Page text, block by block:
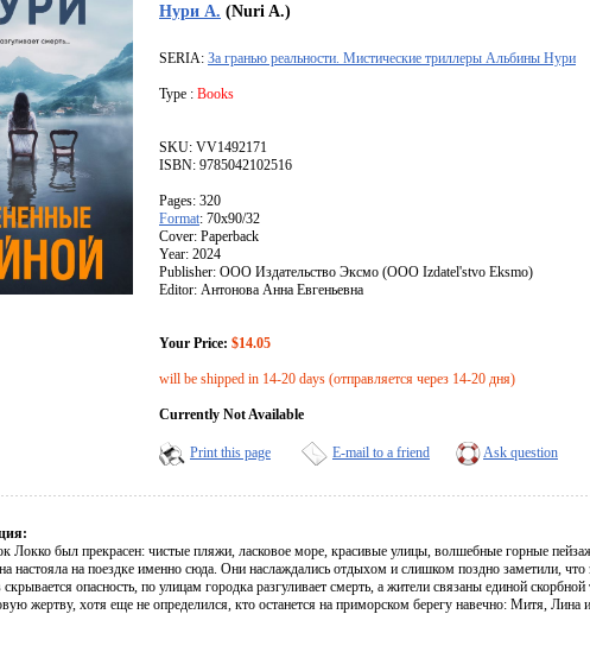
Нури А. (Nuri A.)
SERIA: За гранью реальности. Мистические триллеры Альбины Нури
Type : Books
SKU: VV1492171
ISBN: 9785042102516
Pages: 320
Format: 70x90/32
Cover: Paperback
Year: 2024
Publisher: ООО Издательство Эксмо (OOO Izdatel'stvo Eksmo)
Editor: Антонова Анна Евгеньевна
Your Price: $14.05
will be shipped in 14-20 days (отправляется через 14-20 дня)
Currently Not Available
Print this page E-mail to a friend Ask question
Локко был прекрасен: чистые пляжи, ласковое море, красивые улицы, волшебные горные
настояла на поездке именно сюда. Они наслаждались отдыхом и слишком поздно заметили,
опасность, по улицам городка разгуливает смерть, а жители связаны единой
жертву, хотя еще не определился, кто останется на приморском берегу навечно: Митя,